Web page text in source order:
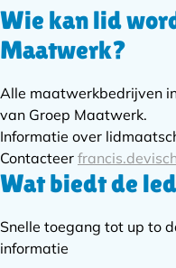
Subnavigatie
Wie kan lid
Maatwerk?
Alle maatwerkbedrijven
van Groep Maatwerk.
Informatie over
Contacteer
Wat biedt de
Snelle toegang tot up to
informatie